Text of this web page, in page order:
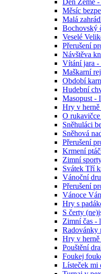
Den Země -
Měsíc
Malá
Bochovský
Veselé
Přerušení
Návštěva
Vítání jara -
Maškarní rej
Období
Hudební
Masopust -
Hry v herně
O
Sněhuláci
Sněhová
Přerušení
Krmení
Zimní
Svátek Tří
Vánoční
Přerušení
Vánoce
Hry s
S čerty
Zimní čas -
Radovánky
Hry v herně
Pouštění
Foukej
Lísteček mi